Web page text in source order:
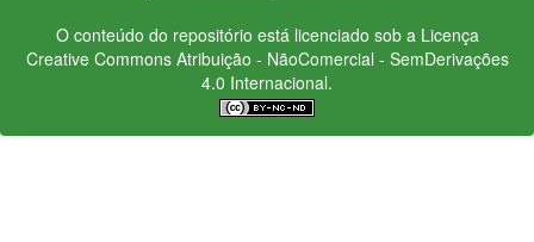
O conteúdo do repositório está licenciado sob a Licença
Creative CommonsAtribuição - NãoComercial - SemDerivações
4.0 Internacional.